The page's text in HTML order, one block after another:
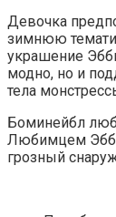
Девочка
зимнюю
украшение
модно, но и
тела
Боминейбл
Любимцем
грозный